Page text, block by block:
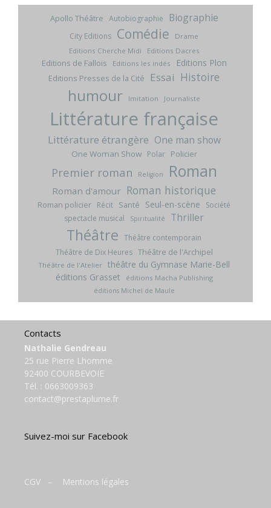
Apollo Théâtre Autobiographie Biographie
City Editions Comédie
Drame
Editions Cherche Midi
Editions Dacres
Editions de Fallois Editions les indés Editions Plon
Editions Presses de la Cité Essai Histoire
humour Imitation Journaliste
Littérature française
Littérature étrangère One man show
One Woman Show Polar Policier
Premier roman Religion Roman
Roman d'amour Roman historique
Roman policier Récit Santé Seul-en-scène
Société
spectacle musical
Spiritualité Thriller
Théâtre Théâtre contemporain
Théâtre de Dix Heures Théâtre de l'Archipel
Théâtre de l'Atelier théâtre du Gymnase Marie-Bell
éditions Grasset
éditions Macha Publishing
éditions Michel de Maule
Contacts
Nathalie Gendreau
25 rue Pierre Lhomme
92400 COURBEVOIE
Tél. : 0663009363
contact@prestaplume.fr
Suivez-moi sur Facebook
CGV – Mentions légales